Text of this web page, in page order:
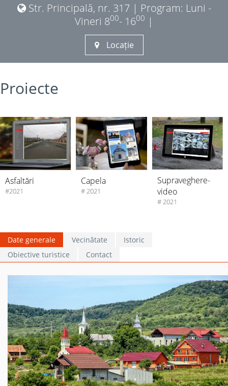
Str. Principală, nr. 317 | Program: Luni -
Vineri 800- 1600 |
Locație
Proiecte
Asfaltări
#2021
Capela
# 2021
Supraveghere-
video
# 2021
Date generale Vecinătate
Istoric
Obiective turistice
Contact